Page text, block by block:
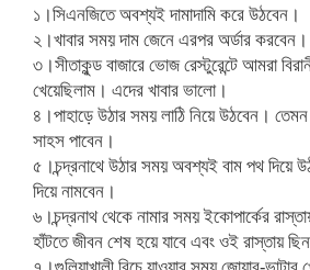
১।সিএনজিতে অবশ্যই দামাদামি করে উঠবেন।
২।খাবার সময় দাম জেনে এরপর অর্ডার করবেন।
৩।সীতাকুন্ড বাজারে ভোজ রেস্টুরেন্টে আমরা
খেয়েছিলাম। এদের খাবার ভালো।
৪।পাহাড়ে উঠার সময় লাঠি নিয়ে উঠবেন।
সাহস পাবেন।
৫।চন্দ্রনাথে উঠার সময় অবশ্যই বাম পথ দিয়ে
দিয়ে নামবেন।
৬।চন্দ্রনাথ থেকে নামার সময় ইকোপার্কের
হাঁটতে জীবন শেষ হয়ে যাবে এবং ওই রাস্তায়